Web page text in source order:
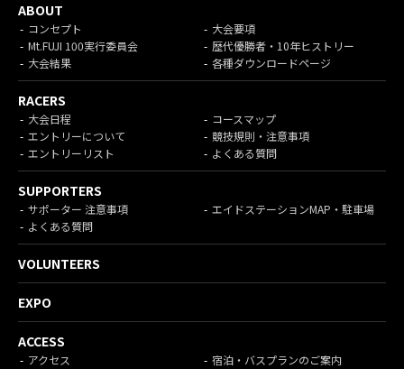
ABOUT
コンセプト
大会要項
Mt.FUJI 100実行委員会
歴代優勝者・10年ヒストリー
大会結果
各種ダウンロードページ
RACERS
大会日程
コースマップ
エントリーについて
競技規則・注意事項
エントリーリスト
よくある質問
SUPPORTERS
サポーター 注意事項
エイドステーションMAP・駐車場
よくある質問
VOLUNTEERS
EXPO
ACCESS
アクセス 宿泊・バスプランのご案内